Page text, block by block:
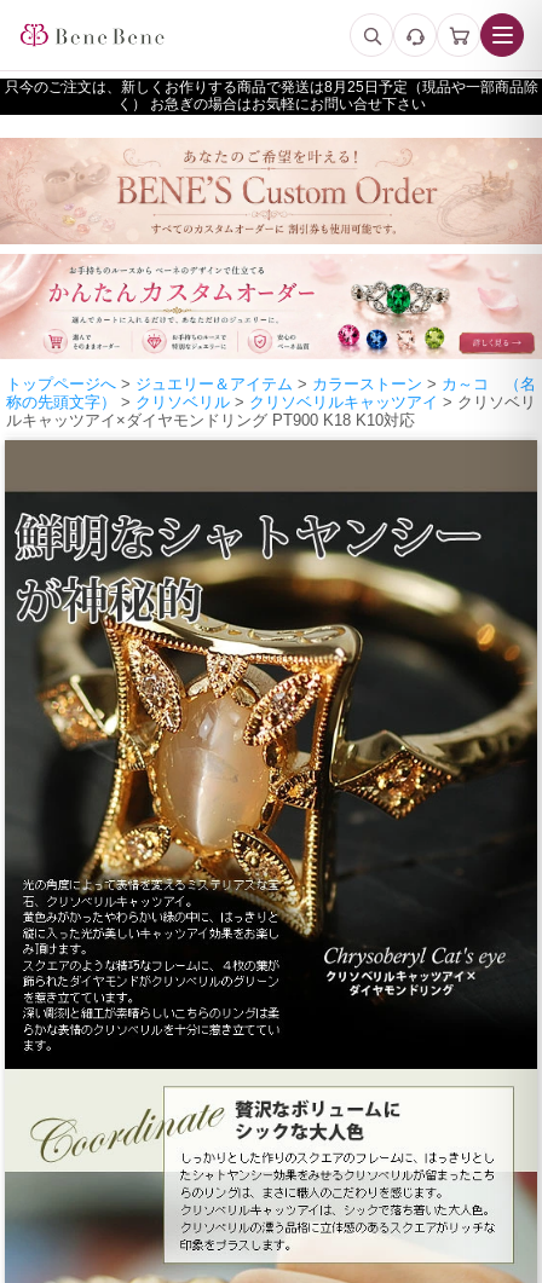
只今のご注文は、新しくお作りする商品で発送は
予定（現品や一部商品除
く） お急ぎの場合はお気軽にお問い合せ下さい
トップページへ > ジュエリー＆アイテム > カラーストーン > カ～コ （名
称の先頭文字）
> クリソベリル > クリソベリルキャッツアイ > クリソベリ
ルキャッツアイ×ダイヤモンドリング PT900 K18 K10対応